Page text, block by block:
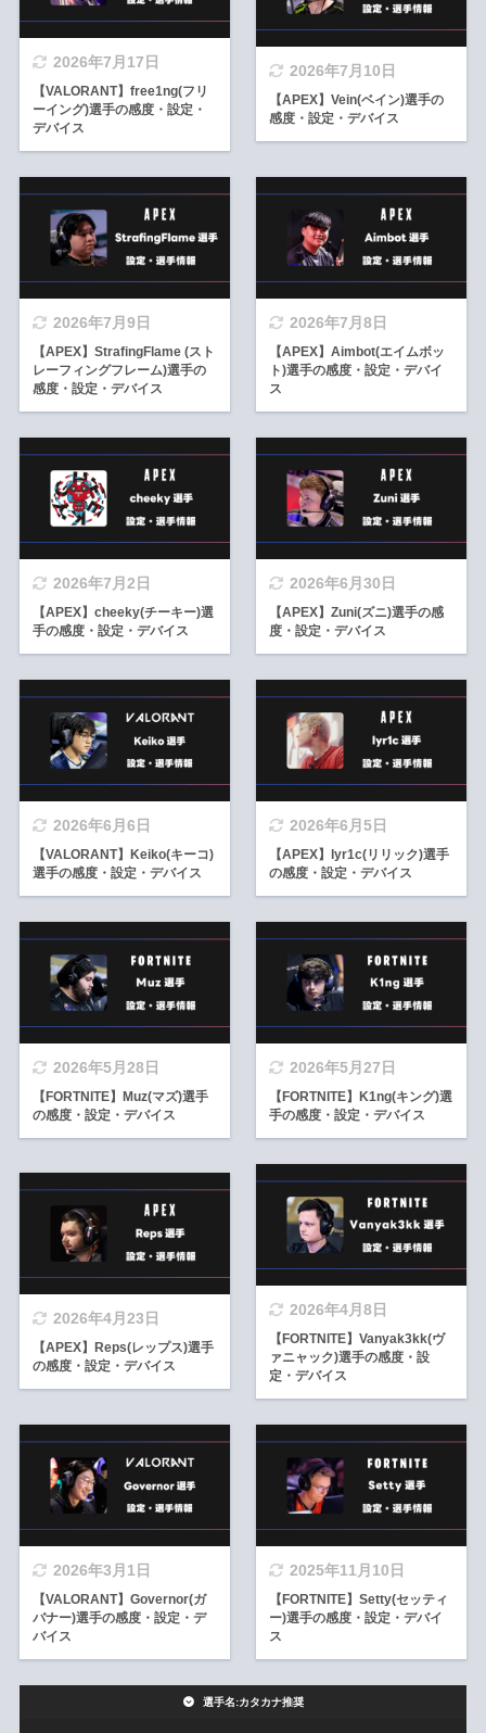
2026年7月17日
【VALORANT】free1ng(フリ
ーイング)選手の感度・設定・
デバイス
2026年7月10日
【APEX】Vein(ベイン)選手の
感度・設定・デバイス
2026年7月9日
【APEX】StrafingFlame (スト
レーフィングフレーム)選手の
感度・設定・デバイス
2026年7月8日
【APEX】Aimbot(エイムボッ
ト)選手の感度・設定・デバイ
ス
2026年7月2日
【APEX】cheeky(チーキー)選
手の感度・設定・デバイス
2026年6月30日
【APEX】Zuni(ズニ)選手の感
度・設定・デバイス
2026年6月6日
【VALORANT】Keiko(キーコ)
選手の感度・設定・デバイス
2026年6月5日
【APEX】lyr1c(リリック)選手
の感度・設定・デバイス
2026年5月28日
【FORTNITE】Muz(マズ)選手
の感度・設定・デバイス
2026年5月27日
【FORTNITE】K1ng(キング)選
手の感度・設定・デバイス
2026年4月23日
【APEX】Reps(レップス)選手
の感度・設定・デバイス
2026年4月8日
【FORTNITE】Vanyak3kk(ヴ
ァニャック)選手の感度・設
定・デバイス
2026年3月1日
【VALORANT】Governor(ガ
バナー)選手の感度・設定・デ
バイス
2025年11月10日
【FORTNITE】Setty(セッティ
ー)選手の感度・設定・デバイ
ス
選手名:カタカナ推奨